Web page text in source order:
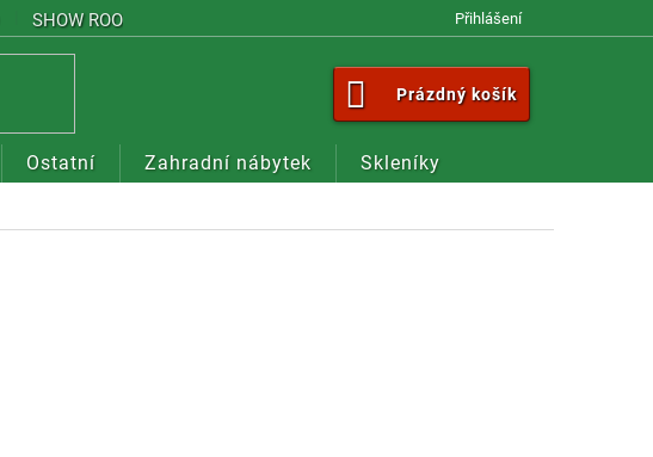
SHOW ROOM Přihlášení
NÁKUPNÍ
KOŠÍK
Prázdný košík
Ostatní Zahradní nábytek Skleníky